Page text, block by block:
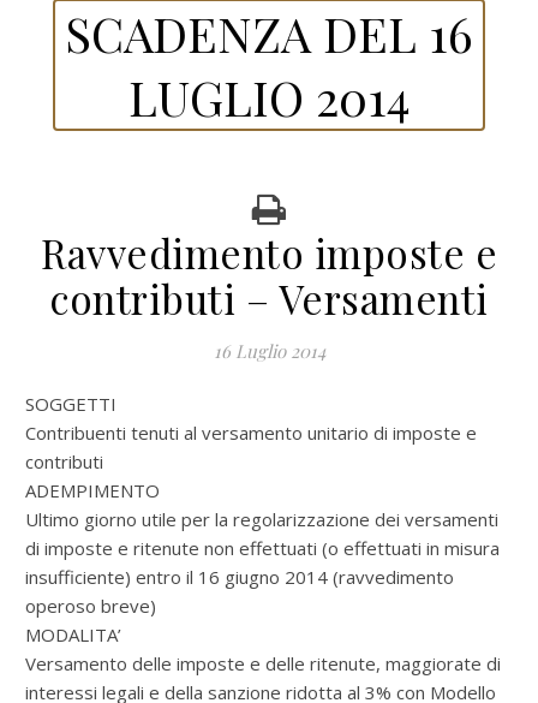
SCADENZA DEL 16
LUGLIO 2014
Ravvedimento imposte e
contributi – Versamenti
16 Luglio 2014
SOGGETTI
Contribuenti tenuti al versamento unitario di imposte e
contributi
ADEMPIMENTO
Ultimo giorno utile per la regolarizzazione dei versamenti
di imposte e ritenute non effettuati (o effettuati in misura
insufficiente) entro il 16 giugno 2014 (ravvedimento
operoso breve)
MODALITA’
Versamento delle imposte e delle ritenute, maggiorate di
interessi legali e della sanzione ridotta al 3% con Modello